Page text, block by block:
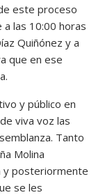
este proceso
las 10:00 horas
Quiñónez y a
que en ese
y público en
viva voz las
Tanto
Molina
y posteriormente
se les